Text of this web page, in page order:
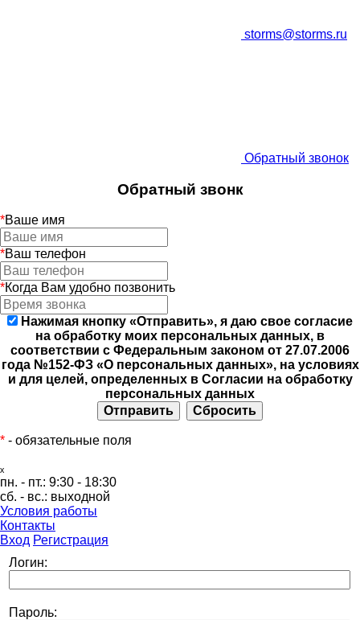
storms@storms.ru
Обратный звонок
Обратный звонк
*Ваше имя
*Ваш телефон
*Когда Вам удобно позвонить
Нажимая кнопку «Отправить», я даю свое согласие
на обработку моих персональных данных, в
соответствии с Федеральным законом от 27.07.2006
года №152-ФЗ «О персональных данных», на условиях
и для целей, определенных в Согласии на обработку
персональных данных
* - обязательные поля
ₓ
пн. - пт.: 9:30 - 18:30
сб. - вс.: выходной
Условия работы
Контакты
Вход Регистрация
Логин:
Пароль: